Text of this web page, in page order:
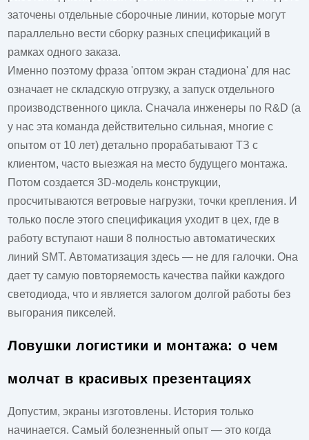
заточены отдельные сборочные линии, которые могут
параллельно вести сборку разных спецификаций в
рамках одного заказа.
Именно поэтому фраза 'оптом экран стадиона' для нас
означает не складскую отгрузку, а запуск отдельного
производственного цикла. Сначала инженеры по R&D (а
у нас эта команда действительно сильная, многие с
опытом от 10 лет) детально прорабатывают ТЗ с
клиентом, часто выезжая на место будущего монтажа.
Потом создается 3D-модель конструкции,
просчитываются ветровые нагрузки, точки крепления. И
только после этого спецификация уходит в цех, где в
работу вступают наши 8 полностью автоматических
линий SMT. Автоматизация здесь — не для галочки. Она
дает ту самую повторяемость качества пайки каждого
светодиода, что и является залогом долгой работы без
выгорания пикселей.
Ловушки логистики и монтажа: о чем
молчат в красивых презентациях
Допустим, экраны изготовлены. История только
начинается. Самый болезненный опыт — это когда